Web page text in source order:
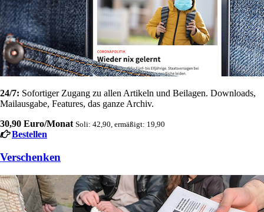
24/7: Sofortiger Zugang zu allen Artikeln und Beilagen. Downloads,
Mailausgabe, Features, das ganze Archiv.
30,90 Euro/Monat Soli: 42,90, ermäßigt: 19,90
Bestellen
Verschenken